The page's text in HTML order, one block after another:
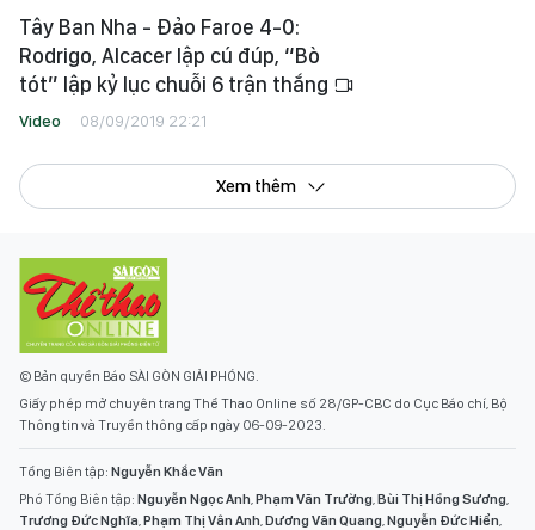
Tây Ban Nha - Đảo Faroe 4-0:
Rodrigo, Alcacer lập cú đúp, “Bò
tót” lập kỷ lục chuỗi 6 trận thắng
Video 08/09/2019 22:21
Xem thêm
© Bản quyền Báo SÀI GÒN GIẢI PHÓNG.
Thông tin và Truyền thông cấp ngày 06-09-2023.
Nguyễn Khắc Văn
Nguyễn Ngọc Anh
Trương Đức Nghĩa
Phạm Thị Vân Anh Dương Văn Quang Nguyễn Đức Hiển ,